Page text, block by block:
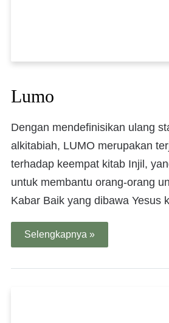
Lumo
Dengan mendefinisikan ulang
alkitabiah, LUMO merupakan
terhadap keempat kitab Injil,
untuk membantu orang-orang
Kabar Baik yang dibawa Yesus
Selengkapnya »